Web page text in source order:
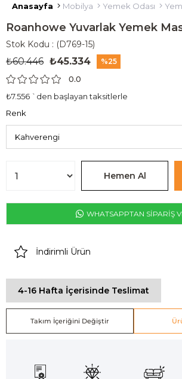
Anasayfa Mobilya Yemek Odası
Roanhowe Yuvarlak Yemek
Stok Kodu (D769-15)
₺60.446 ₺45.334 25
0.0
₺7.556 `den başlayan taksitlerle
Renk
WHATSAPPTAN SİPARİŞ
İndirimli Ürün
4-16 Hafta İçerisinde Teslimat
Takım İçeriğini Değiştir